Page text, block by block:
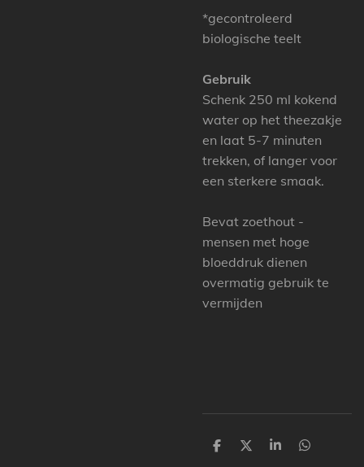
*gecontroleerd
biologische teelt
Gebruik
Schenk 250 ml kokend
water op het theezakje
en laat 5-7 minuten
trekken, of langer voor
een sterkere smaak.
Bevat zoethout -
mensen met hoge
bloeddruk dienen
overmatig gebruik te
vermijden
P
P
P
P